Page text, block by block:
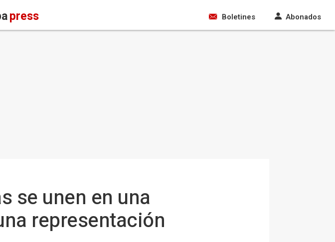
press Boletines Abonados
se unen en una
representación